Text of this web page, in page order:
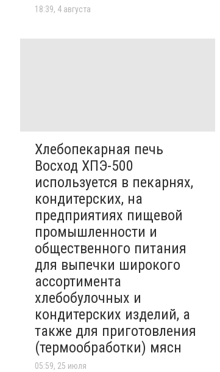
18:39, 4 августа
Хлебопекарная печь
Восход ХПЭ-500
используется в пекарнях,
кондитерских, на
предприятиях пищевой
промышленности и
общественного питания
для выпечки широкого
ассортимента
хлебобулочных и
кондитерских изделий, а
также для приготовления
(термообработки) мясн
05:59, 25 июля